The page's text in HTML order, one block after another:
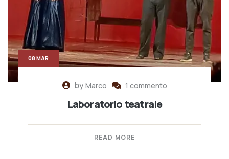
byMarco 1 commento
Laboratorio teatrale
READ MORE
08 MAR